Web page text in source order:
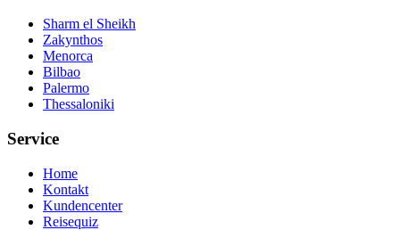
Sharm el Sheikh
Zakynthos
Menorca
Bilbao
Palermo
Thessaloniki
Service
Home
Kontakt
Kundencenter
Reisequiz